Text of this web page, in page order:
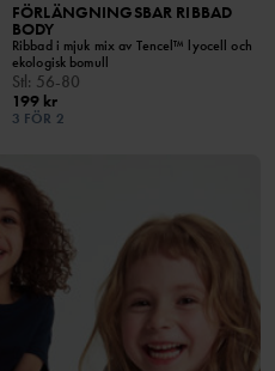
FÖRLÄNGNINGSBAR RIBBAD
BODY
Ribbad i mjuk mix av Tencel™ lyocell och
ekologisk bomull
Stl: 56-80
199 kr
3 FÖR 2